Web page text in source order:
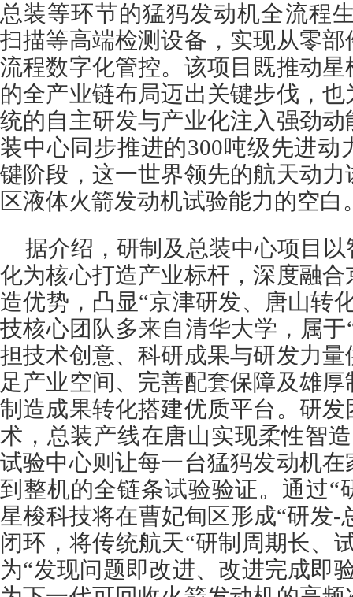
总装等环节的猛犸发动机全流程
扫描等高端检测设备，实现从零
流程数字化管控。该项目既推动
的全产业链布局迈出关键步伐，
统的自主研发与产业化注入强劲
装中心同步推进的300吨级先进动
键阶段，这一世界领先的航天动
区液体火箭发动机试验能力的空白
据介绍，研制及总装中心项目
化为核心打造产业标杆，深度融
造优势，凸显“京津研发、唐山转
技核心团队多来自清华大学，属
担技术创意、科研成果与研发力
足产业空间、完善配套保障及雄
制造成果转化搭建优质平台。研
术，总装产线在唐山实现柔性智
试验中心则让每一台猛犸发动机
到整机的全链条试验验证。通过“
星梭科技将在曹妃甸区形成“研发-
闭环，将传统航天“研制周期长、
为“发现问题即改进、改进完成即